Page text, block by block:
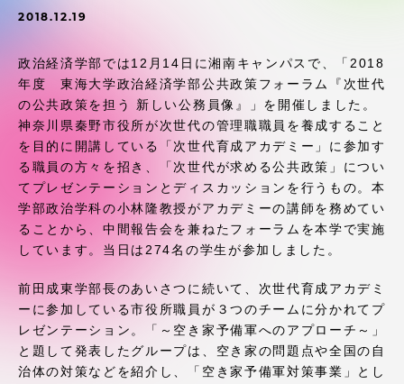
2018.12.19
政治経済学部では12月14日に湘南キャンパスで、「2018
年度 東海大学政治経済学部公共政策フォーラム『次世代
の公共政策を担う 新しい公務員像』」を開催しました。
神奈川県秦野市役所が次世代の管理職職員を養成すること
を目的に開講している「次世代育成アカデミー」に参加す
る職員の方々を招き、「次世代が求める公共政策」につい
てプレゼンテーションとディスカッションを行うもの。本
学部政治学科の小林隆教授がアカデミーの講師を務めてい
ることから、中間報告会を兼ねたフォーラムを本学で実施
しています。当日は274名の学生が参加しました。
前田成東学部長のあいさつに続いて、次世代育成アカデミ
ーに参加している市役所職員が３つのチームに分かれてプ
レゼンテーション。「～空き家予備軍へのアプローチ～」
と題して発表したグループは、空き家の問題点や全国の自
治体の対策などを紹介し、「空き家予備軍対策事業」とし
グローバルネットワーク
学外連携
学園ネットワーク